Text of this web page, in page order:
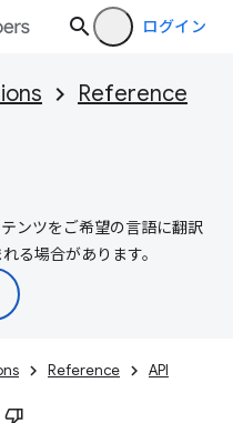
ログイン
Reference
ンツをご希望の言語に翻訳
る場合があります。
Reference API